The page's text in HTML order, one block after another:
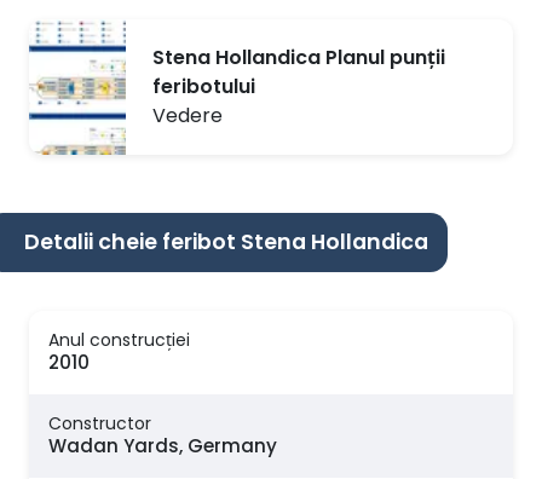
Stena Hollandica Planul punții
feribotului
Vedere
Detalii cheie feribot Stena Hollandica
Anul construcției
2010
Constructor
Wadan Yards, Germany